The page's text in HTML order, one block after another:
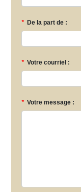
* De la part de :
* Votre courriel :
* Votre message :